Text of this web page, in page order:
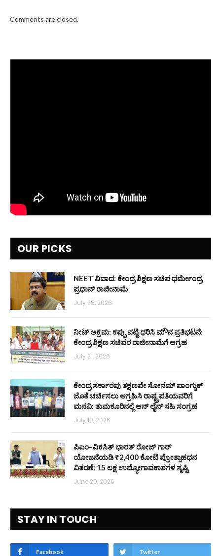
Comments are closed.
OUR PICKS
NEET ವಿವಾದ: ಕೇಂದ್ರ ಶಿಕ್ಷಣ ಸಚಿವ ಧರ್ಮೇಂದ್ರ
ಪ್ರಧಾನ್ ರಾಜೀನಾಮೆ
July 25, 2026
ನೀಟ್ ಅಕ್ರಮ: ಕಪ್ಪು ಪಟ್ಟಿ ಧರಿಸಿ ಮೌನ ಪ್ರತಿಭಟನೆ:
ಕೇಂದ್ರ ಶಿಕ್ಷಣ ಸಚಿವರ ರಾಜೀನಾಮೆಗೆ ಆಗ್ರಹ
July 21, 2026
ಕೇಂದ್ರ ಸರ್ಕಾರವು ತಕ್ಷಣವೇ ಸೋನಮ್ ವಾಂಗ್ಚುಕ್
ಜೊತೆ ಚರ್ಚಿಸಲು ಆಗ್ರಹಿಸಿ ರಾಷ್ಟ್ರಪತಿಯವರಿಗೆ
ಮನವಿ: ತುಮಕೂರಿನಲ್ಲಿ ಆನ್‌ ಲೈನ್ ಸಹಿ ಸಂಗ್ರಹ
July 18, 2026
ಪಿಎಂ–ವಿಕಸಿತ್ ಭಾರತ್ ರೋಜ್‌ ಗಾರ್
ಯೋಜನೆಯಡಿ ₹2,400 ಕೋಟಿ ಪ್ರೋತ್ಸಾಹಧನ
ವಿತರಣೆ: 15 ಲಕ್ಷ ಉದ್ಯೋಗಾವಕಾಶಗಳ ಸೃಷ್ಟಿ
June 20, 2026
STAY IN TOUCH
Facebook Twitter